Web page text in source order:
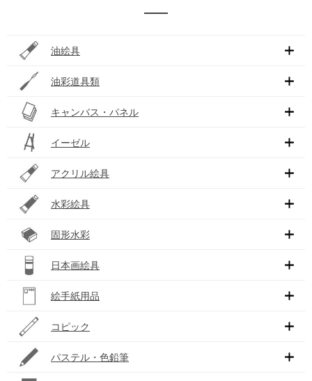
油絵具
油彩道具類
キャンバス・パネル
イーゼル
アクリル絵具
水彩絵具
固形水彩
日本画絵具
絵手紙用品
コピック
パステル・色鉛筆